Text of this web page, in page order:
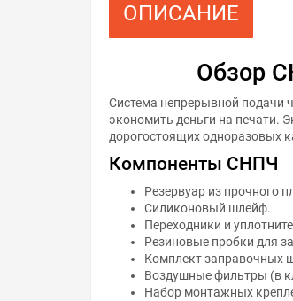
ОПИСАНИЕ
Обзор
Система непрерывной подачи
экономить деньги на печати.
дорогостоящих одноразовых
Компоненты СНПЧ
Резервуар из прочного
Силиконовый шлейф.
Переходники и
Резиновые пробки для
Комплект заправочных
Воздушные фильтры (в
Набор монтажных